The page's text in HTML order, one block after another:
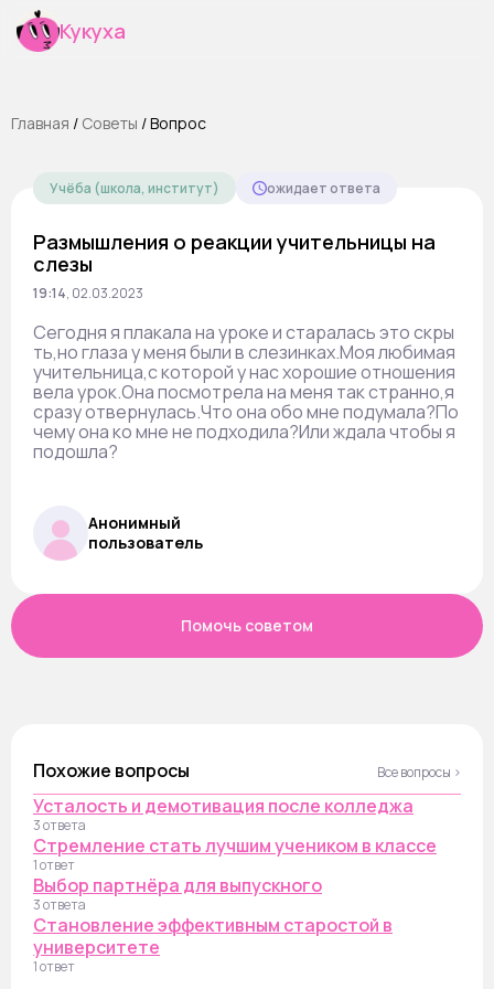
Кукуха
Главная / Cоветы /Вопрос
Учёба (школа, институт) ожидает ответа
Размышления о реакции учительницы на
слезы
19:14, 02.03.2023
Сегодня я плакала на уроке и старалась это скры
ть,но глаза у меня были в слезинках.Моя любимая
учительница,с которой у нас хорошие отношения
вела урок.Она посмотрела на меня так странно,я
сразу отвернулась.Что она обо мне подумала?По
чему она ко мне не подходила?Или ждала чтобы я
подошла?
Анонимный
пользователь
Помочь советом
Похожие вопросы Все вопросы ›
Усталость и демотивация после колледжа
3 ответа
Стремление стать лучшим учеником в классе
1 ответ
Выбор партнёра для выпускного
3 ответа
Становление эффективным старостой в
университете
1 ответ